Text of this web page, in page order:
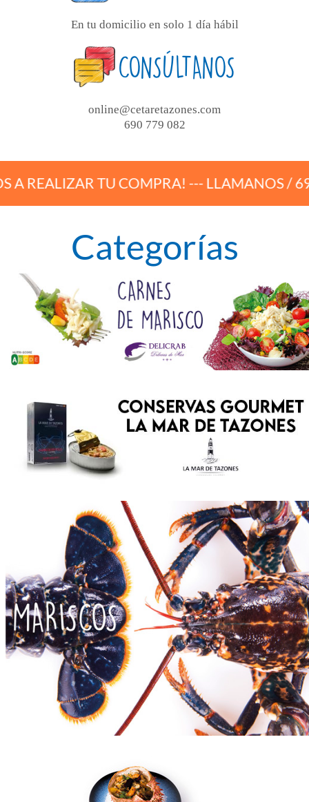
En tu domicilio en solo 1 día hábil
CONSÚLTANOS
online@cetaretazones.com
690 779 082
COMPRA! --- LLAMANOS / 690 779 082
Categorías